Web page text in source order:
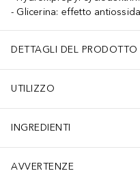
Glicerina: effetto
DETTAGLI DEL PRODOTTO
UTILIZZO
INGREDIENTI
AVVERTENZE